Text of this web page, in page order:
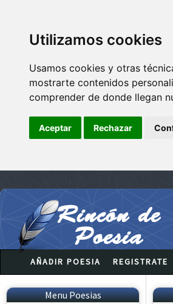
Utilizamos cookies
Usamos cookies y otras
mostrarte contenidos
comprender de donde llegan
Aceptar Rechazar
AÑADIR POESIA REGISTRATE
Menu Poesias